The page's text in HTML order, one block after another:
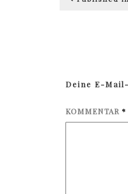
Deine E-
KOMMENTAR *